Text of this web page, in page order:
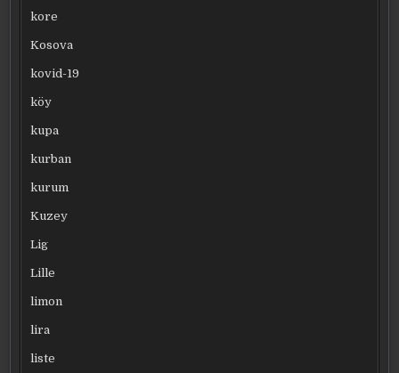
kore
Kosova
kovid-19
köy
kupa
kurban
kurum
Kuzey
Lig
Lille
limon
lira
liste